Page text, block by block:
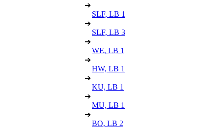
➔
SLF, LB 1
➔
SLF, LB 3
➔
WE, LB 1
➔
HW, LB 1
➔
KU, LB 1
➔
MU, LB 1
➔
BO, LB 2